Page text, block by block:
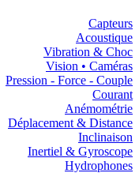
Capteurs
Acoustique
Vibration & Choc
Vision • Caméras
Pression - Force - Couple
Courant
Anémométrie
Déplacement & Distance
Inclinaison
Inertiel & Gyroscope
Hydrophones